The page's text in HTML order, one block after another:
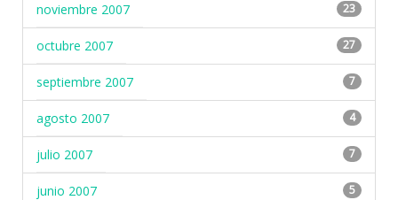
noviembre 2007 23
octubre 2007 27
septiembre 2007 7
agosto 2007 4
julio 2007 7
junio 2007 5